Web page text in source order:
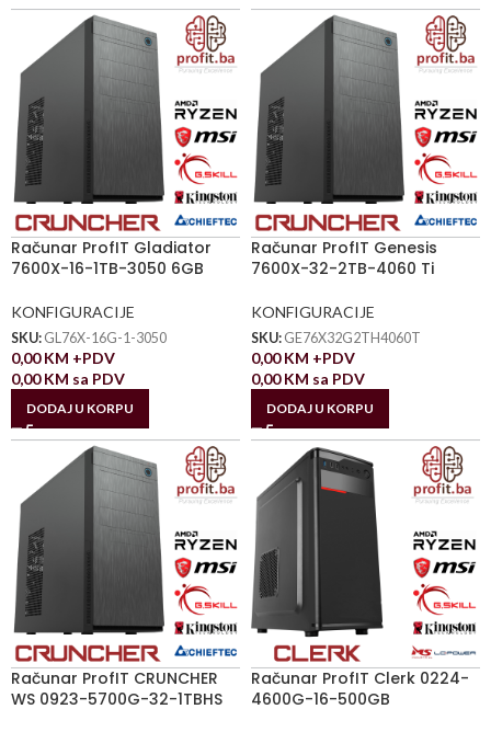
Računar ProfIT Gladiator
7600X-16-1TB-3050 6GB
KONFIGURACIJE
SKU: GL76X-16G-1-3050
0,00KM +PDV
0,00KM sa PDV
DODAJ U KORPU
Računar ProfIT Genesis
7600X-32-2TB-4060 Ti
KONFIGURACIJE
SKU: GE76X32G2TH4060T
0,00KM +PDV
0,00KM sa PDV
DODAJ U KORPU
Računar ProfIT CRUNCHER
WS 0923-5700G-32-1TBHS
Računar ProfIT Clerk 0224-
4600G-16-500GB